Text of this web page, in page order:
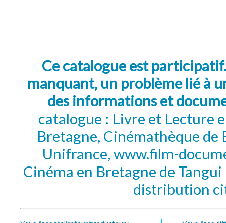
Ce catalogue est
manquant, un problème lié à
des informations et
catalogue : Livre et Lecture
Bretagne, Cinémathèque de
Unifrance, www.film-
Cinéma en Bretagne de
distribution